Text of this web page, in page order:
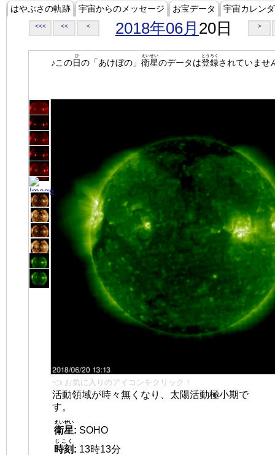
はやぶさの軌跡 宇宙からのメッセージ お宝データ 宇宙カレン
<<< << < 2018年06月 20日 >
♪この日
ひ
の「あけぼの」 衛星
えいせい
のデータは登録
とうろく
されていませ
👈 お気に入りのアイコンをクリック！
活動領域が時々無くなり、太陽活動極小期で
す。
衛星
えいせい
: SOHO
時刻
じこく
: 13時13分